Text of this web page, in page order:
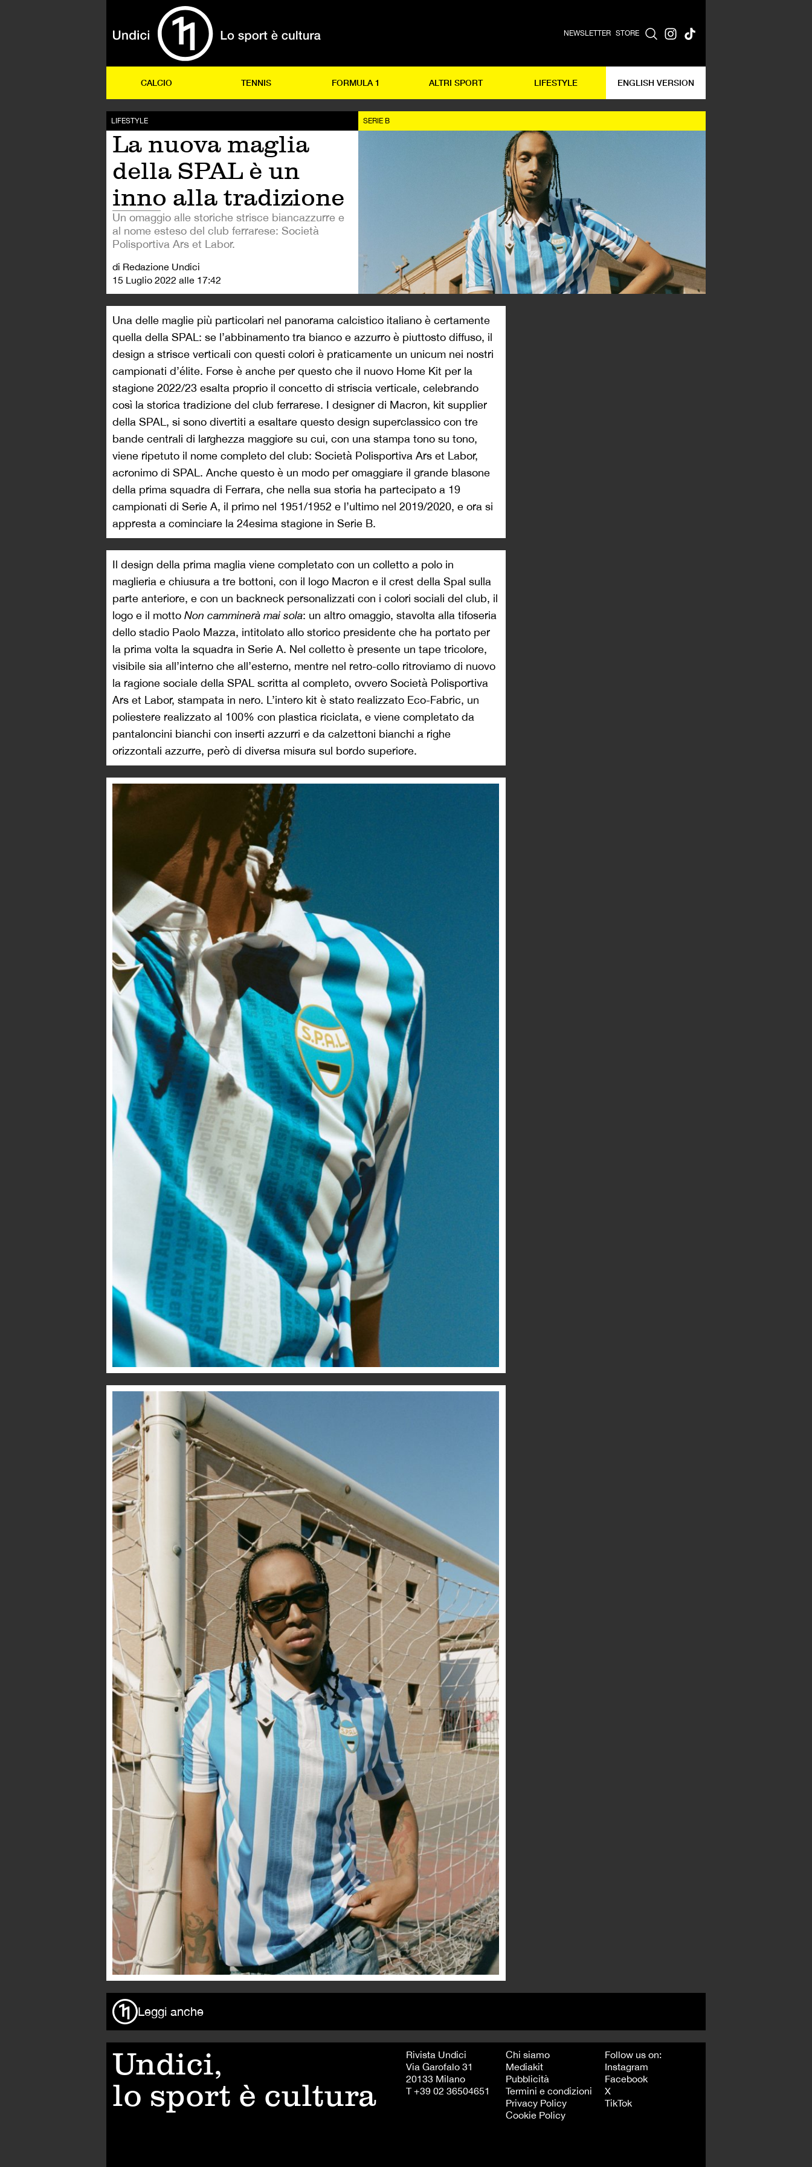
NEWSLETTER STORE
CALCIO TENNIS FORMULA 1 ALTRI SPORT LIFESTYLE ENGLISH VERSION
LIFESTYLE
La nuova maglia
della SPAL è un
inno alla tradizione
Un omaggio alle storiche strisce biancazzurre e
al nome esteso del club ferrarese: Società
Polisportiva Ars et Labor.
di Redazione Undici
15 Luglio 2022 alle 17:42
SERIE B
Una delle maglie più particolari nel panorama calcistico italiano è certamente
quella della SPAL: se l’abbinamento tra bianco e azzurro è piuttosto diffuso, il
design a strisce verticali con questi colori è praticamente un unicum nei nostri
campionati d’élite. Forse è anche per questo che il nuovo Home Kit per la
stagione 2022/23 esalta proprio il concetto di striscia verticale, celebrando
così la storica tradizione del club ferrarese. I designer di Macron, kit supplier
della SPAL, si sono divertiti a esaltare questo design superclassico con tre
bande centrali di larghezza maggiore su cui, con una stampa tono su tono,
viene ripetuto il nome completo del club: Società Polisportiva Ars et Labor,
acronimo di SPAL. Anche questo è un modo per omaggiare il grande blasone
della prima squadra di Ferrara, che nella sua storia ha partecipato a 19
campionati di Serie A, il primo nel 1951/1952 e l’ultimo nel 2019/2020, e ora si
appresta a cominciare la 24esima stagione in Serie B.
Il design della prima maglia viene completato con un colletto a polo in
maglieria e chiusura a tre bottoni, con il logo Macron e il crest della Spal sulla
parte anteriore, e con un backneck personalizzati con i colori sociali del club, il
logo e il motto Non camminerà mai sola: un altro omaggio, stavolta alla tifoseria
dello stadio Paolo Mazza, intitolato allo storico presidente che ha portato per
la prima volta la squadra in Serie A. Nel colletto è presente un tape tricolore,
visibile sia all’interno che all’esterno, mentre nel retro-collo ritroviamo di nuovo
la ragione sociale della SPAL scritta al completo, ovvero Società Polisportiva
Ars et Labor, stampata in nero. L’intero kit è stato realizzato Eco-Fabric, un
poliestere realizzato al 100% con plastica riciclata, e viene completato da
pantaloncini bianchi con inserti azzurri e da calzettoni bianchi a righe
orizzontali azzurre, però di diversa misura sul bordo superiore.
Leggi anche
Undici,
lo sport è cultura
Rivista Undici
Via Garofalo 31
20133 Milano
T +39 02 36504651
Chi siamo
Mediakit
Pubblicità
Termini e condizioni
Privacy Policy
Cookie Policy
Follow us on:
Instagram
Facebook
X
TikTok